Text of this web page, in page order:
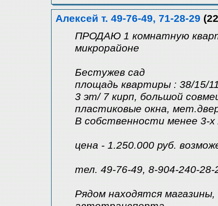
Алексей т. 49-76-49, 71-28-29
ПРОДАЮ 1 комнатную
микрорайоне
Бестужев сад
площадь квартиры : 38/15/
3 эт/ 7 кирп, большой
пластиковые окна,
В собственности менее 3-
цена - 1.250.000 руб.
тел. 49-76-49, 8-904-240-28-
Рядом находятся